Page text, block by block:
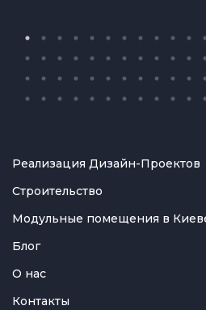
Реализация Дизайн-Проектов
Строительство
Модульные помещения в
Блог
О нас
Контакты